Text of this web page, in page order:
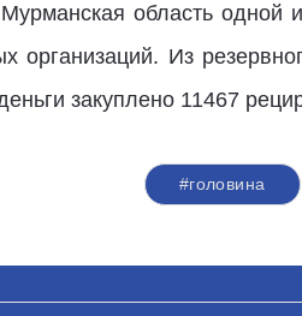
область одной
организаций. Из
закуплено 11467
#головина